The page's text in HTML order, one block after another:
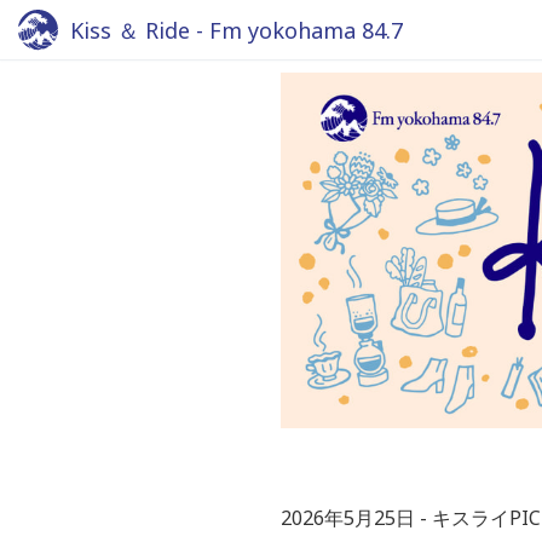
Kiss ＆ Ride - Fm yokohama 84.7
2026年5月25日 キスライ